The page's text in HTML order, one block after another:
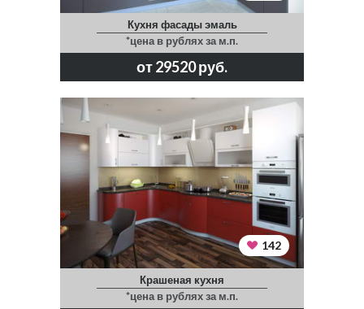
Кухня фасады эмаль
*цена в рублях за м.п.
от 29520 руб.
142
Крашеная кухня
*цена в рублях за м.п.